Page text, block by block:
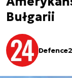
Bułgarii